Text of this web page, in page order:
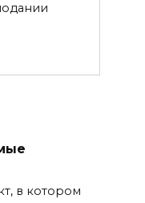
в котором